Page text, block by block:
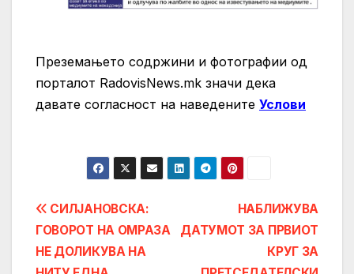
Преземањето содржини и фотографии од
порталот RadovisNews.mk значи дека
давате согласност на нaведените Услови
Post
navigation
НАБЛИЖУВА
ДАТУМОТ ЗА ПРВИОТ
КРУГ ЗА
СИЛЈАНОВСКА:
ГОВОРОТ НА ОМРАЗА
НЕ ДОЛИКУВА НА